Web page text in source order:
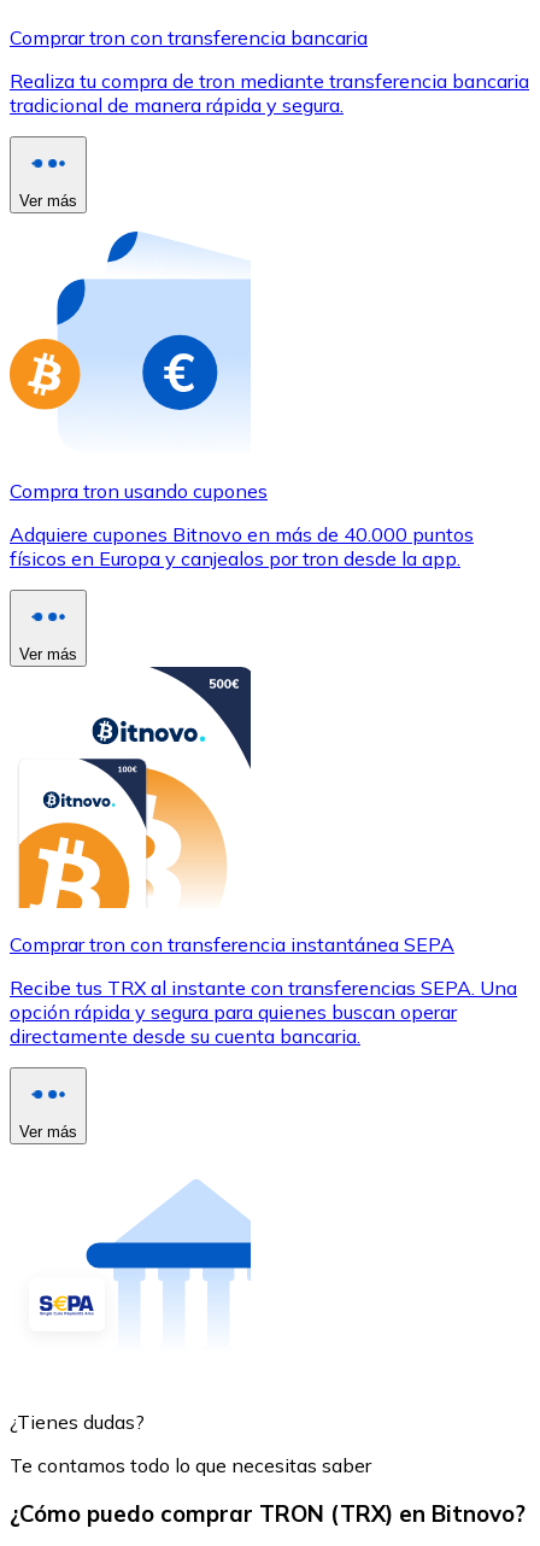
Utiliza tarjetas Visa y Mastercard para comprar
Comprar con tarjeta
Tienda - Tarjetas regalo
Nuevo
Compra tarjetas regalo de tus marcas favoritas con
Ir a la tienda de tarjetas regalo
Comprar tron con transferencia bancaria
Realiza tu compra de tron mediante transferencia bancaria
tradicional de manera rápida y segura.
Ver más
Compra tron usando cupones
Adquiere cupones Bitnovo en más de 40.000 puntos
físicos en Europa y canjealos por tron desde la app.
Ver más
Comprar tron con transferencia instantánea SEPA
Recibe tus TRX al instante con transferencias SEPA. Una
opción rápida y segura para quienes buscan operar
directamente desde su cuenta bancaria.
Ver más
¿Tienes dudas?
Te contamos todo lo que necesitas saber
¿Cómo puedo comprar TRON (TRX) en Bitnovo?